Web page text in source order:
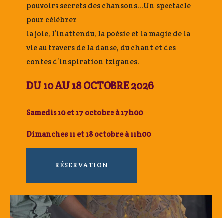
pouvoirs secrets des chansons…Un spectacle
pour célébrer
la joie, l’inattendu, la poésie et la magie de la
vie au travers de la danse, du chant et des
contes d’inspiration tziganes.
DU 10 AU 18 OCTOBRE 2026
Samedis 10 et 17 octobre à 17h00
Dimanches 11 et 18 octobre à 11h00
RÉSERVATION